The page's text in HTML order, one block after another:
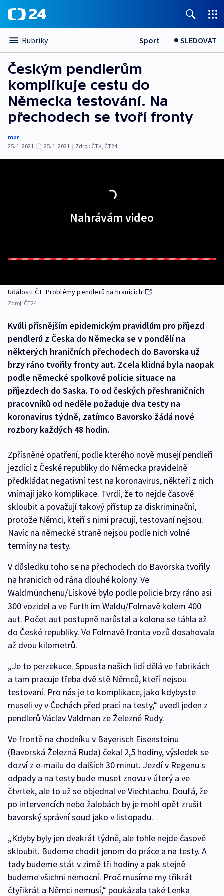
Rubriky Sport SLEDOVAT
Českým pendlerům
komplikuje cestu do
Německa testování. Na
přechodech se tvoří fronty
mor
25. 1. 2021
25. 1. 2021 | Zdroj: ČTK, ČT24
Nahrávám video
Události ČT: Problémy pendlerů na hranicích
Zdroj: ČT24
Kvůli přísnějším epidemickým pravidlům pro příjezd
pendlerů z Česka do Německa se v pondělí na
některých hraničních přechodech do Bavorska už
brzy ráno tvořily fronty aut. Zcela klidná byla naopak
podle německé spolkové policie situace na
příjezdech do Saska. To od českých přeshraničních
pracovníků od neděle požaduje dva testy na
koronavirus týdně, zatímco Bavorsko žádá nové
rozbory každých 48 hodin.
Zpřísněné opatření, podle kterého nově musejí pendleři
jezdící z České republiky do Německa pravidelně
předkládat negativní test na koronavirus, někteří z nich
vnímají jako komplikace. Tvrdí, že to nejde časově
skloubit a považují takový přístup za diskriminační,
protože Němci, kteří s nimi pracují, testovaní nejsou.
Navíc na německé straně nejsou podle nich volné
termíny na testy.
V důsledku toho se na přechodech do Bavorska tvořily
na hranicích od rána dlouhé kolony. Ve
Waldmünchenu/Lískové bylo podle policie brzy ráno asi
300 vozidel a ve Furth im Waldu/Folmavě kolem 400
aut. Počet aut postupně narůstal a kolona se táhla až
do České republiky. Ve Folmavě fronta vozů dosahovala
až dvou kilometrů.
„Je to perzekuce. Spousta našich lidí dělá ve fabrikách
a tam pracuje třeba dvě stě Němců, kteří nejsou
testovaní. Pro nás je to komplikace, jako kdybyste
museli vy v Čechách před prací na testy,“ uvedl jeden z
pendlerů Václav Valdman ze Železné Rudy.
Ve frontě na chodníku v Bayerisch Eisensteinu
(Bavorská Železná Ruda) čekal 2,5 hodiny, výsledek se
dozví z e-mailu do dalších 30 minut. Jezdí v Regenu s
odpady a na testy bude muset znovu v úterý a ve
čtvrtek, ale to už se objednal ve Viechtachu. Doufá, že
po intervencích nebo žalobách by je mohl opět zrušit
bavorský správní soud jako v listopadu.
„Kdyby byly jen dvakrát týdně, ale tohle nejde časově
skloubit. Budeme chodit jenom do práce a na testy. A
tady budeme stát v zimě tři hodiny a pak stejně
budeme všichni nemocní. Proč musíme my třikrát
čtyřikrát a Němci nemusí,“ poukázala také Lenka